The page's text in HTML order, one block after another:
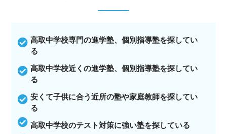
高取中学校専門の進学塾、個別指導塾を探してい
る
高取中学校近くの進学塾、個別指導塾を探してい
る
安くて子供に合う近所の塾や家庭教師を探してい
る
高取中学校のテスト対策に強い塾を探している